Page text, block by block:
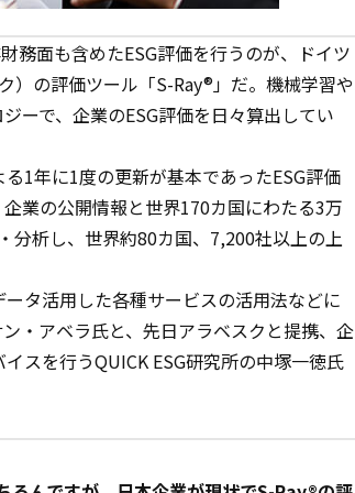
務面も含めたESG評価を行うのが、ドイツ
）の評価ツール「S-Ray®」だ。機械学習や
ーで、企業のESG評価を日々算出してい
1年に1度の更新が基本であったESG評価
業の公開情報と世界170カ国にわたる3万
分析し、世界約80カ国、7,200社以上の上
タ活用した各種サービスの活用法などに
・アベラ氏と、先日アラベスクと提携、企
スを行うQUICK ESG研究所の中塚一徳氏